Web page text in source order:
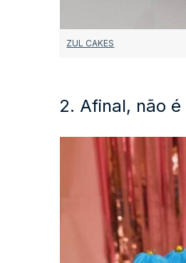
ZUL CAKES
2. Afinal, não